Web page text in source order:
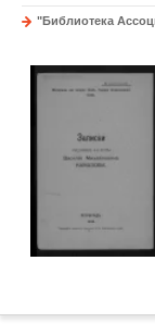
"Библиотека